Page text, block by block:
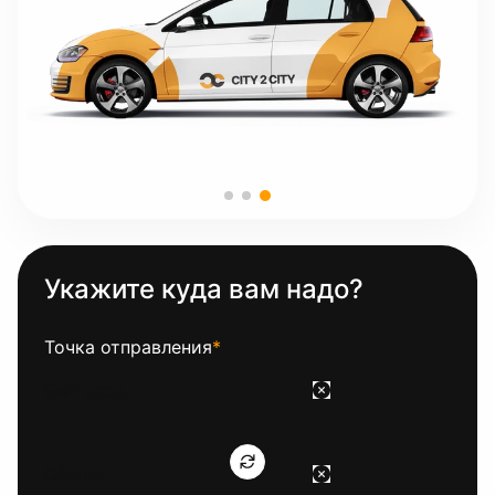
Укажите куда вам надо?
Точка отправления*